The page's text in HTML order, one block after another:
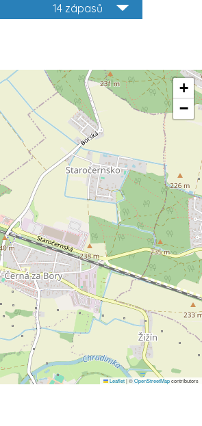
14 zápasů
+
−
Leaflet|©OpenStreetMapcontributors